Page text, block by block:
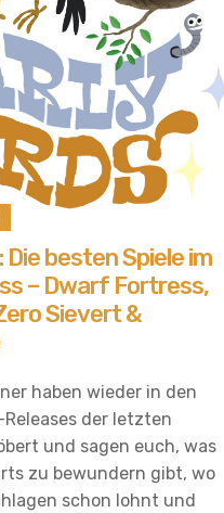
Die besten Spiele im
– Dwarf Fortress,
Sievert &
haben wieder in den
der letzten
und sagen euch, was
zu bewundern gibt, wo
schon lohnt und